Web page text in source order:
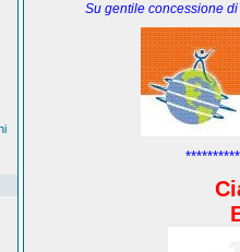
Su gentile concessione